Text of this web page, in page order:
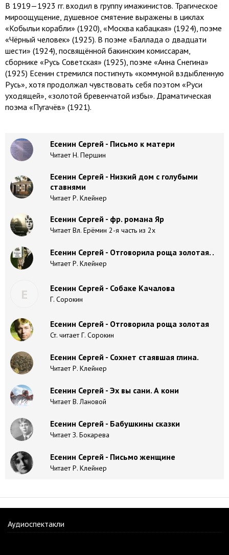
В 1919—1923 гг. входил в группу имажинистов. Трагическое
мироощущение, душевное смятение выражены в циклах
«Кобыльи корабли» (1920), «Москва кабацкая» (1924), поэме
«Чёрный человек» (1925). В поэме «Баллада о двадцати
шести» (1924), посвящённой бакинским комиссарам,
сборнике «Русь Советская» (1925), поэме «Анна Снегина»
(1925) Есенин стремился постигнуть «коммуной вздыбленную
Русь», хотя продолжал чувствовать себя поэтом «Руси
уходящей», «золотой бревенчатой избы». Драматическая
поэма «Пугачёв» (1921).
Есенин Сергей - Письмо к матери
Читает Н. Першин
Есенин Сергей - Низкий дом с голубыми
ставнями
Читает Р. Клейнер
Есенин Сергей - фр. романа Яр
Читает Вл. Ерёмин 2-я часть из 2х
Есенин Сергей - Отговорила роща золотая. .
Читает Р. Клейнер
Е Есенин Сергей - Собаке Качалова
Г. Сорокин
Есенин Сергей - Отговорила роща золотая
Ст. читает Г. Сорокин
Есенин Сергей - Сохнет стаявшая глина.
Читает Р. Клейнер
Есенин Сергей - Эх вы сани. А кони
Читает В. Лановой
Есенин Сергей - Бабушкины сказки
Читает З. Бокарева
Есенин Сергей - Письмо женщине
Читает Р. Клейнер
Аудиоспектакли